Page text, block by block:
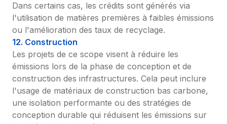
Dans certains cas, les crédits sont générés via
l'utilisation de matières premières à faibles émissions
ou l'amélioration des taux de recyclage.
12. Construction
Les projets de ce scope visent à réduire les
émissions lors de la phase de conception et de
construction des infrastructures. Cela peut inclure
l'usage de matériaux de construction bas carbone,
une isolation performante ou des stratégies de
conception durable qui réduisent les émissions sur